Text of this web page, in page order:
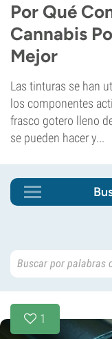
Por Qué
Cannabis
Mejor
Las tinturas se han
los componentes
frasco gotero lleno
se pueden hacer y...
1